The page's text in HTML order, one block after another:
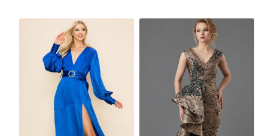
PRODUCTO
TIENE
MÚLTIPLES
VARIANTES.
OPCIONES
PRODUCTO
MÚLTIPLES
VARIANTES.
OPCIONES